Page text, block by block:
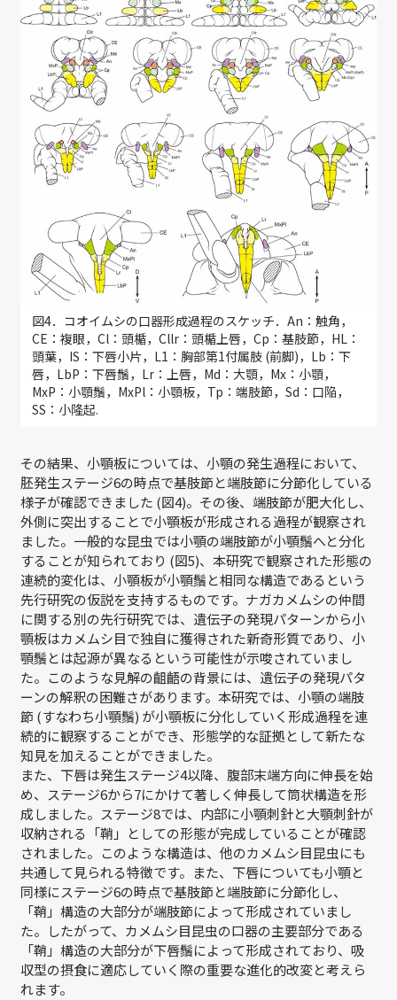
図4．コオイムシの口器形成過程のスケッチ．An：触角，
CE：複眼，Cl：頭楯，Cllr：頭楯上唇，Cp：基肢節，HL：
頭葉，IS：下唇小片，L1：胸部第1付属肢 (前脚)，Lb：下
唇，LbP：下唇鬚，Lr：上唇，Md：大顎，Mx：小顎，
MxP：小顎鬚，MxPl：小顎板，Tp：端肢節，Sd：口陥，
SS：小隆起.
その結果、小顎板については、小顎の発生過程において、
胚発生ステージ6の時点で基肢節と端肢節に分節化している
様子が確認できました (図4)。その後、端肢節が肥大化し、
外側に突出することで小顎板が形成される過程が観察され
ました。一般的な昆虫では小顎の端肢節が小顎鬚へと分化
することが知られており (図5)、本研究で観察された形態の
連続的変化は、小顎板が小顎鬚と相同な構造であるという
先行研究の仮説を支持するものです。ナガカメムシの仲間
に関する別の先行研究では、遺伝子の発現パターンから小
顎板はカメムシ目で独自に獲得された新奇形質であり、小
顎鬚とは起源が異なるという可能性が示唆されていまし
た。このような見解の齟齬の背景には、遺伝子の発現パタ
ーンの解釈の困難さがあります。本研究では、小顎の端肢
節 (すなわち小顎鬚) が小顎板に分化していく形成過程を連
続的に観察することができ、形態学的な証拠として新たな
知見を加えることができました。
また、下唇は発生ステージ4以降、腹部末端方向に伸長を始
め、ステージ6から7にかけて著しく伸長して筒状構造を形
成しました。ステージ8では、内部に小顎刺針と大顎刺針が
収納される「鞘」としての形態が完成していることが確認
されました。このような構造は、他のカメムシ目昆虫にも
共通して見られる特徴です。また、下唇についても小顎と
同様にステージ6の時点で基肢節と端肢節に分節化し、
「鞘」構造の大部分が端肢節によって形成されていまし
た。したがって、カメムシ目昆虫の口器の主要部分である
「鞘」構造の大部分が下唇鬚によって形成されており、吸
収型の摂食に適応していく際の重要な進化的改変と考えら
れます。